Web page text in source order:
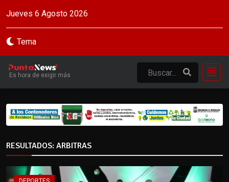
Jueves 6 Agosto 2026
Tema
Es hora de exigir más
RESULTADOS: ARBITRAS